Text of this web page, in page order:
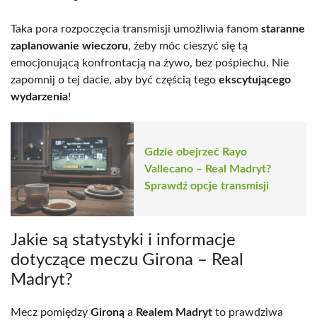
Taka pora rozpoczęcia transmisji umożliwia fanom staranne
zaplanowanie wieczoru, żeby móc cieszyć się tą
emocjonującą konfrontacją na żywo, bez pośpiechu. Nie
zapomnij o tej dacie, aby być częścią tego ekscytującego
wydarzenia!
Gdzie obejrzeć Rayo
Vallecano – Real Madryt?
Sprawdź opcje transmisji
Jakie są statystyki i informacje
dotyczące meczu Girona – Real
Madryt?
Mecz pomiędzy Gironą a Realem Madryt to prawdziwa